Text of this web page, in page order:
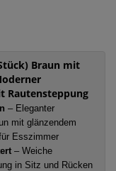
Braun mit
Rautensteppung
– Eleganter
mit glänzendem
Esszimmer
– Weiche
in Sitz und Rücken